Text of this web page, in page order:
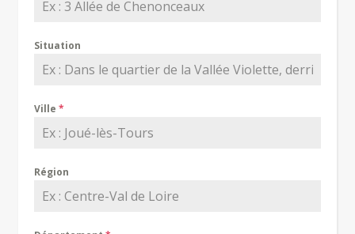
Situation
Ville *
Région